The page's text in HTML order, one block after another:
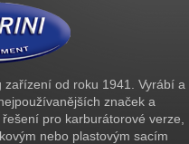
od roku 1941. Vyrábí a
značek a
pro karburátorové verze,
nebo plastovým sacím